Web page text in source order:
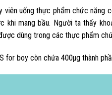
viên uống thực phẩm chức năng
khi mang bầu. Người ta thấy
dùng trong các thực phẩm
for boy còn chứa 400μgthành